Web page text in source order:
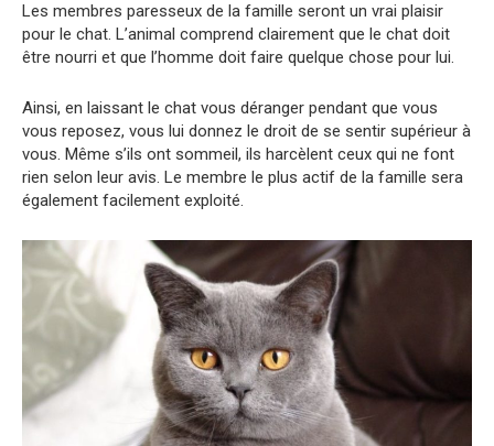
Les membres paresseux de la famille seront un vrai plaisir
pour le chat. L’animal comprend clairement que le chat doit
être nourri et que l’homme doit faire quelque chose pour lui.
Ainsi, en laissant le chat vous déranger pendant que vous
vous reposez, vous lui donnez le droit de se sentir supérieur à
vous. Même s’ils ont sommeil, ils harcèlent ceux qui ne font
rien selon leur avis. Le membre le plus actif de la famille sera
également facilement exploité.